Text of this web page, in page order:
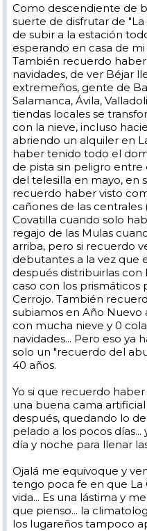
Como descendiente de
suerte de disfrutar de
de subir a la estación
esperando en casa de
También recuerdo
navidades, de ver Béjar
extremeños, gente de
Salamanca, Ávila,
tiendas locales se
con la nieve, incluso
abriendo un alquiler en
haber tenido todo el
de pista sin peligro entre
del telesilla en mayo, en
recuerdo haber visto
cañones de las centrales
Covatilla cuando solo
regajo de las Mulas
arriba, pero si recuerdo
debutantes a la vez que
después distribuirlas con
caso con los prismáticos
Cerrojo. También
subiamos en Año Nuevo
con mucha nieve y 0
navidades... Pero eso ya
solo un "recuerdo del
40 años.
Yo si que recuerdo
una buena cama
después, quedando lo
pelado a los pocos
día y noche para llenar
Ojalá me equivoque y
tengo poca fe en que La
vida... Es una lástima y
que pienso... la
los lugareños tampoco